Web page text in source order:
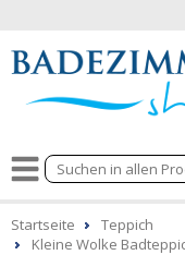
Startseite
Teppich
Kleine Wolke